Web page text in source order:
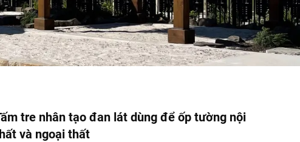
tre nhân tạo đan lát dùng để ốp tường nội
và ngoại thất